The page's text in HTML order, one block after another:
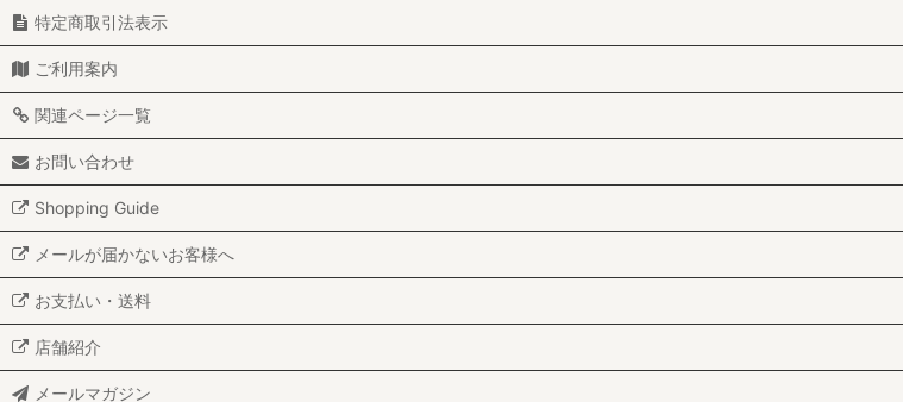
特定商取引法表示
ご利用案内
関連ページ一覧
お問い合わせ
Shopping Guide
メールが届かないお客様へ
お支払い・送料
店舗紹介
メールマガジン